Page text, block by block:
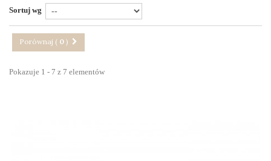
Sortuj wg
Porównaj ( 0 )
Pokazuje 1 - 7 z 7 elementów